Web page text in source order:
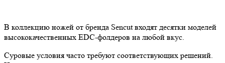
В коллекцию ножей от бренда Sencut входят десятки моделей
высококачественных EDC-фолдеров на любой вкус.
Суровые условия часто требуют соответствующих решений.